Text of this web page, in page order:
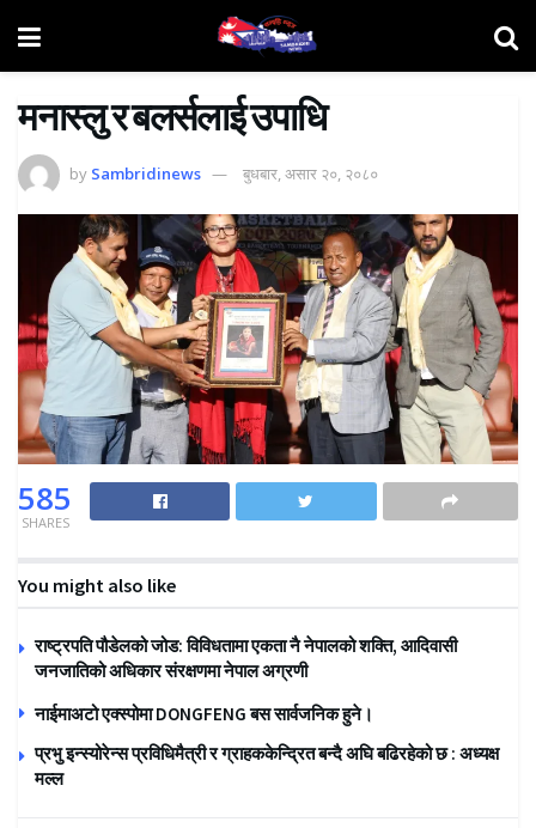
मनास्लु र बलर्सलाई उपाधि
by Sambridinews बुधबार, असार २०, २०८०
585
SHARES
You might also like
राष्ट्रपति पौडेलको जोड: विविधतामा एकता नै नेपालको शक्ति, आदिवासी
जनजातिको अधिकार संरक्षणमा नेपाल अग्रणी
नाईमाअटो एक्स्पोमा DONGFENG बस सार्वजनिक हुने।
प्रभु इन्स्योरेन्स प्रविधिमैत्री र ग्राहककेन्द्रित बन्दै अघि बढिरहेको छ : अध्यक्ष
मल्ल